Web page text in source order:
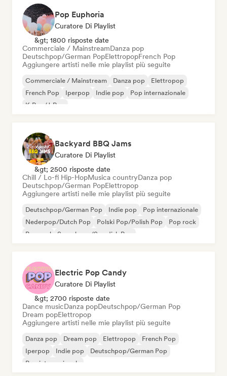
Pop Euphoria
Curatore Di Playlist
&gt; 1800 risposte date
Commerciale / MainstreamDanza pop
Deutschpop/German PopElettropopFrench Pop
Aggiungere artisti nelle mie playlist più seguite
Commerciale / Mainstream Danza pop
Elettropop
French Pop
Iperpop Indie pop
Pop internazionale
K-Pop/J-Pop
Backyard BBQ Jams
Curatore Di Playlist
&gt; 2500 risposte date
Chill / Lo-fi Hip-HopMusica countryDanza pop
Deutschpop/German PopElettropop
Aggiungere artisti nelle mie playlist più seguite
Deutschpop/German Pop Indie pop
Pop internazionale
Nederpop/Dutch Pop
Polski Pop/Polish Pop
Pop rock
Pop soul
Svenskpop/Swedish Pop
Electric Pop Candy
Curatore Di Playlist
&gt; 2700 risposte date
Dance musicDanza popDeutschpop/German Pop
Dream popElettropop
Aggiungere artisti nelle mie playlist più seguite
Danza pop Dream pop Elettropop
French Pop
Iperpop
Indie pop
Deutschpop/German Pop
Pop internazionale